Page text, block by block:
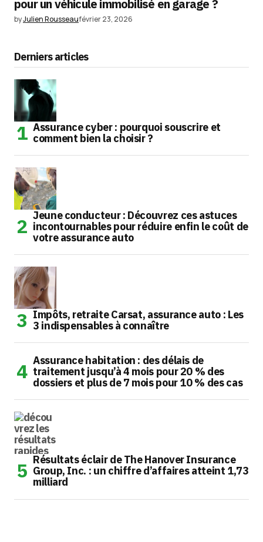
pour un véhicule immobilisé en garage ?
byJulien Rousseaufévrier 23, 2026
Derniers articles
Assurance cyber : pourquoi souscrire et
comment bien la choisir ?
Jeune conducteur : Découvrez ces astuces
incontournables pour réduire enfin le coût de
votre assurance auto
Impôts, retraite Carsat, assurance auto : Les
3 indispensables à connaître
Assurance habitation : des délais de
traitement jusqu’à 4 mois pour 20 % des
dossiers et plus de 7 mois pour 10 % des cas
Résultats éclair de The Hanover Insurance
Group, Inc. : un chiffre d’affaires atteint 1,73
milliard